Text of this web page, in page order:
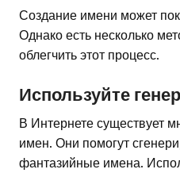
Создание имени может
Однако есть несколько
облегчить этот процесс.
Используйте
В Интернете существует
имен. Они помогут
фантазийные имена.